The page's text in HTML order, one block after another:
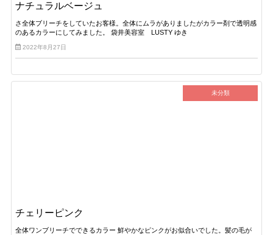
ナチュラルベージュ
さ全体ブリーチをしていたお客様。全体にムラがありましたがカラー剤で透明感
のあるカラーにしてみました。 袋井美容室 LUSTY ゆき
2022年8月27日
未分類
チェリーピンク
全体ワンブリーチでできるカラー 鮮やかなピンクがお似合いでした。髪の毛が